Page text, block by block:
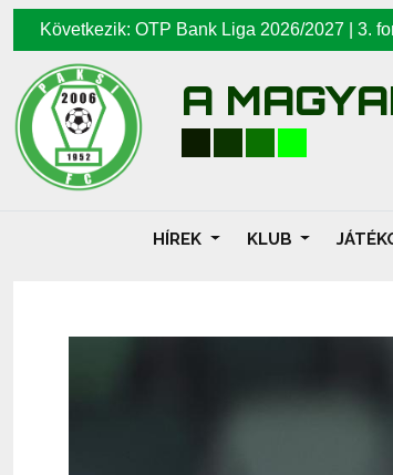
Következik: OTP Bank Liga 2026/2027 | 3.
A
HÍREK KLUB